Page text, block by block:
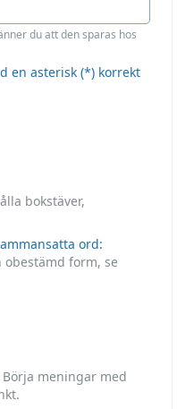
du att den sparas hos
en asterisk (*) korrekt
bokstäver,
ord:
form, se
meningar med